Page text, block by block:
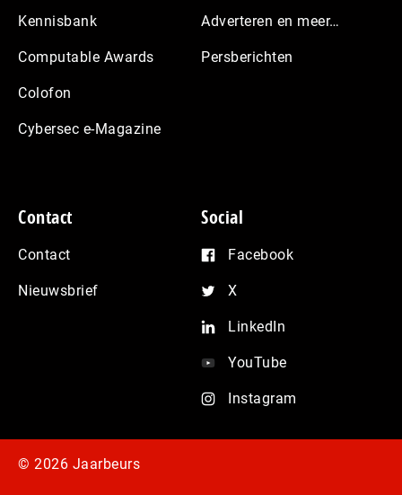
Kennisbank
Computable Awards
Colofon
Cybersec e-Magazine
Adverteren en meer…
Persberichten
Contact
Contact
Nieuwsbrief
Social
Facebook
X
LinkedIn
YouTube
Instagram
© 2026 Jaarbeurs